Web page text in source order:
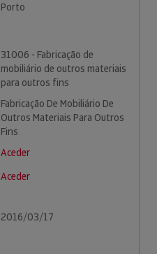
Porto
31006 - Fabricação de
mobiliário de outros materiais
para outros fins
Fabricação De Mobiliário De
Outros Materiais Para Outros
Fins
Aceder
Aceder
2016/03/17